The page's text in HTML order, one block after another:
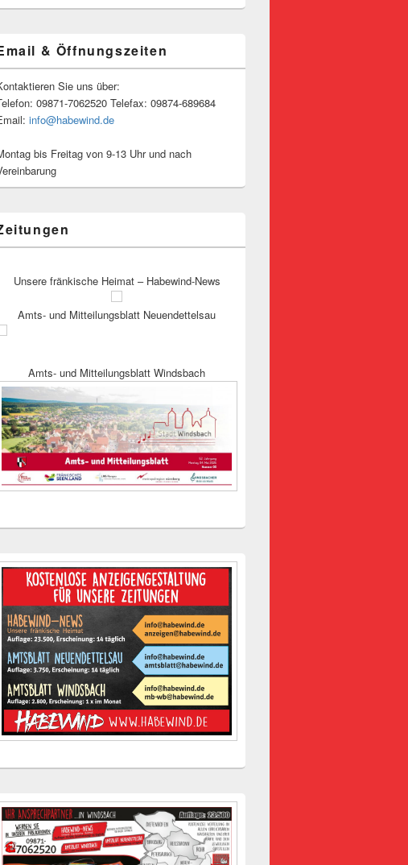
& Öffnungszeiten
Sie uns über:
09871-7062520 Telefax: 09874-689684
info@habewind.de
bis Freitag von 9-13 Uhr und nach
Unsere fränkische Heimat – Habewind-News
Amts- und Mitteilungsblatt Neuendettelsau
Amts- und Mitteilungsblatt Windsbach